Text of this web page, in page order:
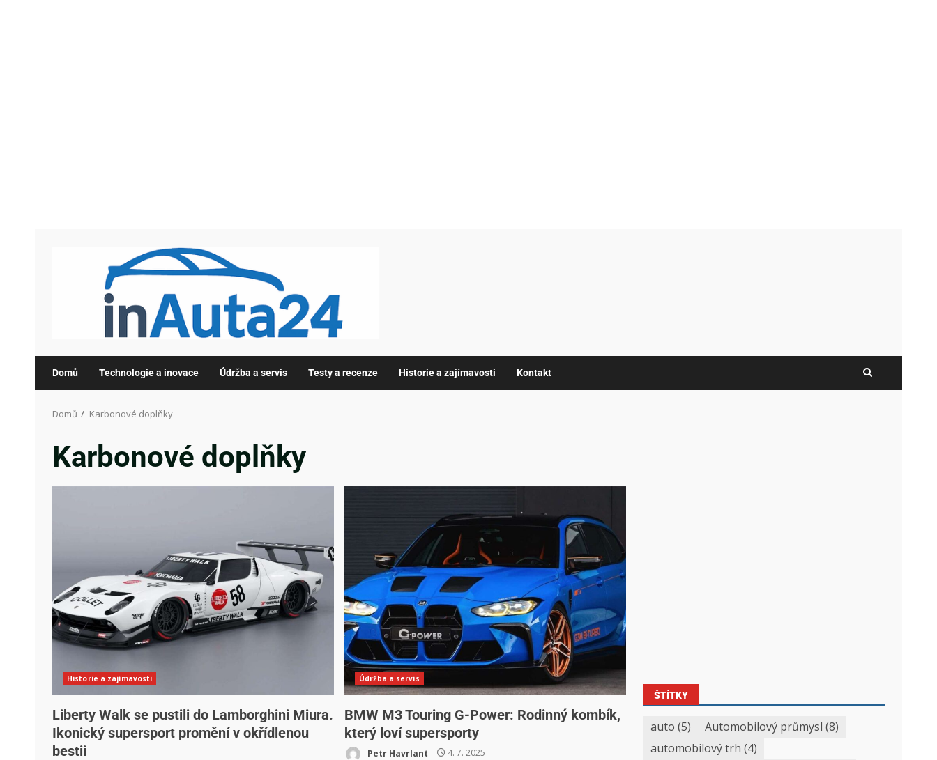
Domů Technologie a inovace Údržba a servis Testy a recenze Historie a zajímavosti Kontakt
Domů Karbonové doplňky
Karbonové doplňky
Historie a zajímavosti
Liberty Walk se pustili do Lamborghini Miura.
Ikonický supersport promění v okřídlenou
bestii
Údržba a servis
BMW M3 Touring G-Power: Rodinný kombík,
který loví supersporty
Petr Havrlant 4. 7. 2025
ŠTÍTKY
auto (5) Automobilový průmysl (8)
automobilový trh (4)